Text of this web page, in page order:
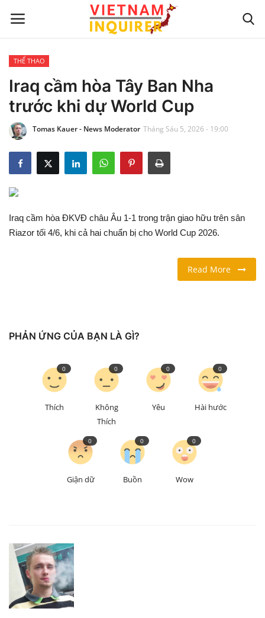
Trang chủ
Liên hệ
TIN TỨC THẾ GIỚI
CẬP NHẬT
CÔNG NGHỆ
Ngôn ngữ
Vietnamese
THỂ THAO
Iraq cầm hòa Tây Ban Nha
trước khi dự World Cup
Tomas Kauer - News Moderator Tháng Sáu 5, 2026 - 19:00
Iraq cầm hòa ĐKVĐ châu Âu 1-1 trong trận giao hữu trên sân
Riazor tối 4/6, khi cả hai chuẩn bị cho World Cup 2026.
Read More
PHẢN ỨNG CỦA BẠN LÀ GÌ?
Thích
0
Không
Thích
0
Yêu
0
Hài hước
0
Giận dữ
0
Buồn
0
Wow
0